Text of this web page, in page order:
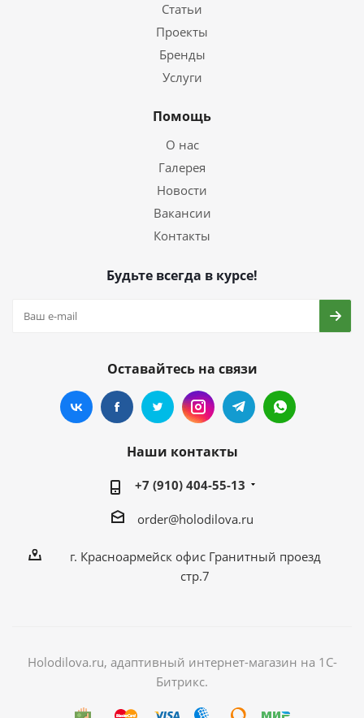
Статьи
Проекты
Бренды
Услуги
Помощь
О нас
Галерея
Новости
Вакансии
Контакты
Будьте всегда в курсе!
Оставайтесь на связи
Наши контакты
+7 (910) 404-55-13
order@holodilova.ru
г. Красноармейск офис Гранитный проезд
стр.7
Holodilova.ru, адаптивный интернет-магазин на 1С-
Битрикс.